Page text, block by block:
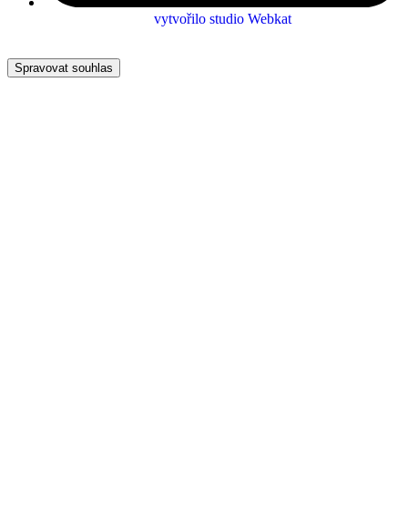
vytvořilo studio Webkat
Spravovat souhlas